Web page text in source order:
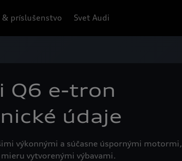
& príslušenstvo Svet Audi
Q6 e-tron
údaje
výkonnými a súčasne úspornými
mieru vytvorenými výbavami.